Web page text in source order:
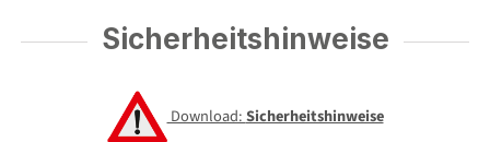
Sicherheitshinweise
Download:Sicherheitshinweise